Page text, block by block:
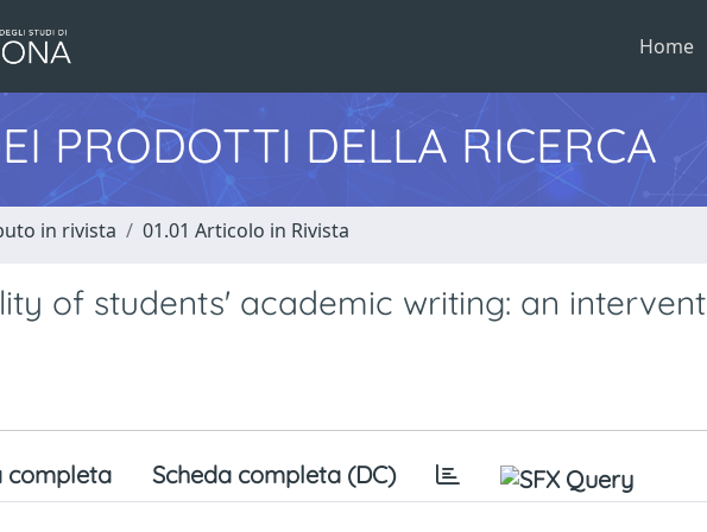
Home
PRODOTTI DELLA RICERCA
in rivista 01.01 Articolo in Rivista
of students' academic writing: an
completa Scheda completa (DC)